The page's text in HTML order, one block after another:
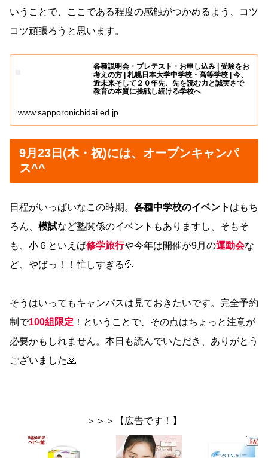
いうことで、ここである程度の感触がつかめるよう、コツ
コツ頑張ろうと思います。
各種説明会・プレテスト・お申し込み | 受験をお
考えの方 | 札幌日本大学中学校・高等学校 | 今、
近未来そして２０年先、先を読む力と誠実さで
教育の本質に挑戦し続ける学校へ
www.sapporonichidai.ed.jp
9月23日(木・祝)には、オープンキャンパ
ス^^
日程がいっぱいなこの時期。 各種中学校のイベント はもち
ろん、 模試など塾関係のイベントもありますし、そもそ
も、小６といえば修学旅行や今年は開催が9月の運動会な
ど、やばっ！！忙しすぎる💦
そうはいってもキャンパスは見ておきたいです。完全予約
制で100組限定 ！ということで、その点はちょっと注意が
必要かもしれません。本日も読んでいただき、ありがとう
ございました🙏
＞＞＞【広告です！】